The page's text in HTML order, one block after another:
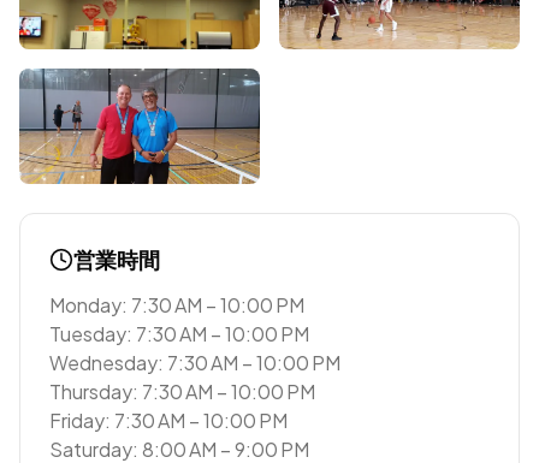
営業時間
Monday: 7:30 AM – 10:00 PM
Tuesday: 7:30 AM – 10:00 PM
Wednesday: 7:30 AM – 10:00 PM
Thursday: 7:30 AM – 10:00 PM
Friday: 7:30 AM – 10:00 PM
Saturday: 8:00 AM – 9:00 PM